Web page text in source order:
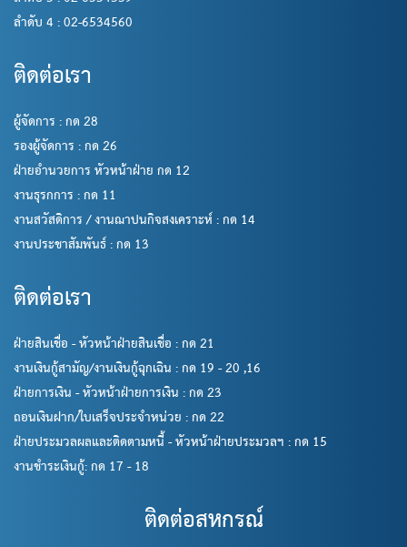
ลำดับ 4 : 02-6534560
ติดต่อเรา
ผู้จัดการ : กด 28
รองผู้จัดการ : กด 26
ฝ่ายอำนวยการ หัวหน้าฝ่าย กด 12
งานธุรกการ : กด 11
งานสวัสดิการ / งานฌาปนกิจสงเคราะห์ : กด 14
งานประชาสัมพันธ์ : กด 13
ติดต่อเรา
ฝ่ายสินเชื่อ - หัวหน้าฝ่ายสินเชื่อ : กด 21
งานเงินกู้สามัญ/งานเงินกู้ฉุกเฉิน : กด 19 - 20 ,16
ฝ่ายการเงิน - หัวหน้าฝ่ายการเงิน : กด 23
ถอนเงินฝาก/ใบเสร็จประจำหน่วย : กด 22
ฝ่ายประมวลผลและติดตามหนี้ - หัวหน้าฝ่ายประมวลฯ : กด 15
งานชำระเงินกู้: กด 17 - 18
ติดต่อสหกรณ์